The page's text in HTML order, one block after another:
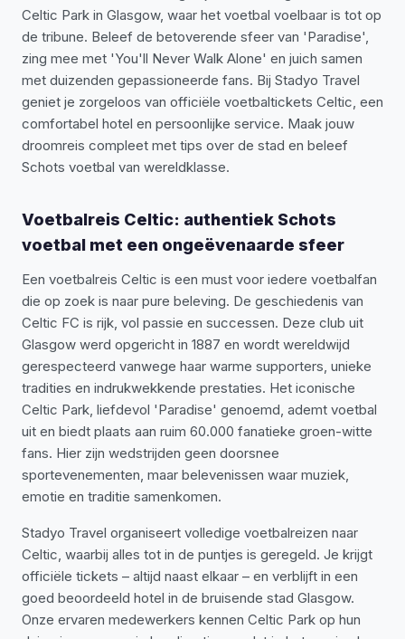
Celtic Park in Glasgow, waar het voetbal voelbaar is tot op
de tribune. Beleef de betoverende sfeer van 'Paradise',
zing mee met 'You'll Never Walk Alone' en juich samen
met duizenden gepassioneerde fans. Bij Stadyo Travel
geniet je zorgeloos van officiële voetbaltickets Celtic, een
comfortabel hotel en persoonlijke service. Maak jouw
droomreis compleet met tips over de stad en beleef
Schots voetbal van wereldklasse.
Voetbalreis Celtic: authentiek Schots
voetbal met een ongeëvenaarde sfeer
Een voetbalreis Celtic is een must voor iedere voetbalfan
die op zoek is naar pure beleving. De geschiedenis van
Celtic FC is rijk, vol passie en successen. Deze club uit
Glasgow werd opgericht in 1887 en wordt wereldwijd
gerespecteerd vanwege haar warme supporters, unieke
tradities en indrukwekkende prestaties. Het iconische
Celtic Park, liefdevol 'Paradise' genoemd, ademt voetbal
uit en biedt plaats aan ruim 60.000 fanatieke groen-witte
fans. Hier zijn wedstrijden geen doorsnee
sportevenementen, maar belevenissen waar muziek,
emotie en traditie samenkomen.
Stadyo Travel organiseert volledige voetbalreizen naar
Celtic, waarbij alles tot in de puntjes is geregeld. Je krijgt
officiële tickets – altijd naast elkaar – en verblijft in een
goed beoordeeld hotel in de bruisende stad Glasgow.
Onze ervaren medewerkers kennen Celtic Park op hun